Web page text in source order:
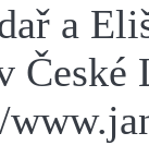
a
České